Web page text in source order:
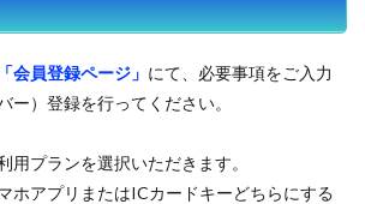
「会員登録ページ」 にて、必要事項をご入力
ー）登録を行ってください。
プランを選択いただきます。
ホアプリまたはICカードキーどちらにする